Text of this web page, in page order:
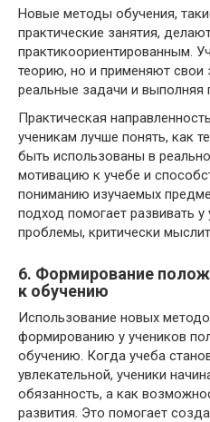
Новые методы обучения,
практические занятия,
практикоориентированным.
теорию, но и применяют свои
реальные задачи и выполняя
Практическая
ученикам лучше понять, как
быть использованы в
мотивацию к учебе и
пониманию изучаемых
подход помогает развивать
проблемы, критически
6. Формирование
к обучению
Использование новых
формированию у учеников
обучению. Когда учеба
увлекательной, ученики
обязанность, а как
развития. Это помогает